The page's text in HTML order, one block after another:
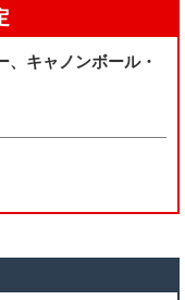
キャノンボール・